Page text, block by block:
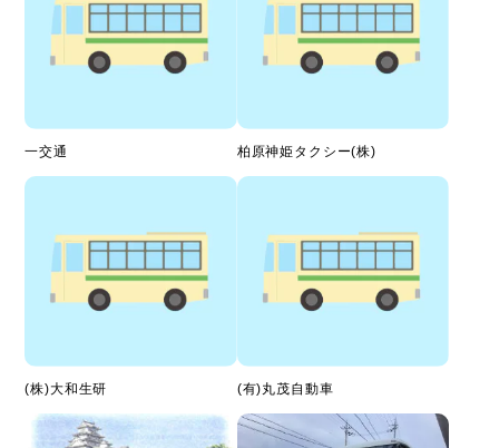
一交通 柏原神姫タクシー(株)
(株)大和生研 (有)丸茂自動車